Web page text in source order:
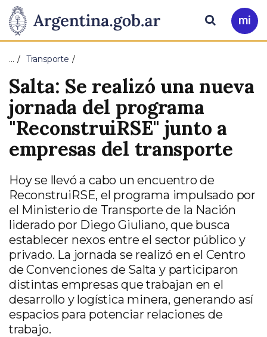
Presidencia
de
la
Nación
Pasar al contenido principal
Ir
a
Buscar
… Transporte
Salta: Se realizó una nueva
jornada del programa
"ReconstruiRSE" junto a
empresas del transporte
Hoy se llevó a cabo un encuentro de
ReconstruiRSE, el programa impulsado por
el Ministerio de Transporte de la Nación
liderado por Diego Giuliano, que busca
establecer nexos entre el sector público y
privado. La jornada se realizó en el Centro
de Convenciones de Salta y participaron
distintas empresas que trabajan en el
desarrollo y logística minera, generando así
espacios para potenciar relaciones de
trabajo.